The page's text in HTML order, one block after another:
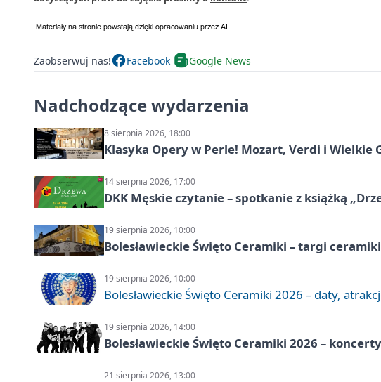
Zaobserwuj nas! Facebook Google News
Nadchodzące wydarzenia
8 sierpnia 2026, 18:00
Klasyka Opery w Perle! Mozart, Verdi i Wielkie
14 sierpnia 2026, 17:00
DKK Męskie czytanie – spotkanie z książką
19 sierpnia 2026, 10:00
Bolesławieckie Święto Ceramiki – targi ceramiki
19 sierpnia 2026, 10:00
Bolesławieckie Święto Ceramiki 2026 – daty,
19 sierpnia 2026, 14:00
Bolesławieckie Święto Ceramiki 2026 –
21 sierpnia 2026, 13:00